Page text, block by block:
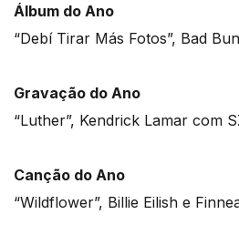
Álbum do Ano
“Debí Tirar Más Fotos”, Bad
Gravação do Ano
“Luther”, Kendrick Lamar com
Canção do Ano
“Wildflower”, Billie Eilish e